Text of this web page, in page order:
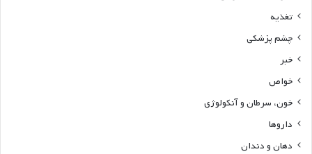
تغذیه
چشم پزشکی
خبر
خواص
خون، سرطان و آنکولوژی
داروها
دهان و دندان